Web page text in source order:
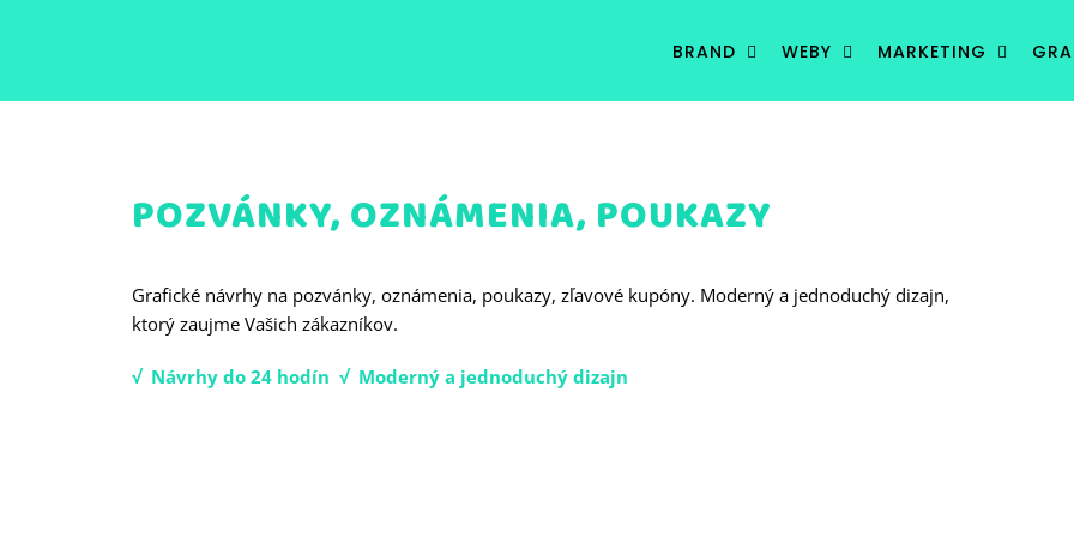
BRAND WEBY MARKETING
POZVÁNKY, OZNÁMENIA, POUKAZY
Grafické návrhy na pozvánky, oznámenia, poukazy, zľavové kupóny. Moderný a jednoduchý dizajn,
ktorý zaujme Vašich zákazníkov.
√ Návrhy do 24 hodín √ Moderný a jednoduchý dizajn